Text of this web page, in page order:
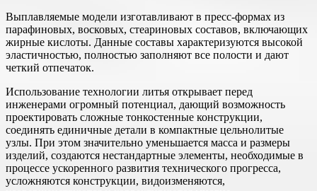
Выплавляемые модели изготавливают в пресс-формах из
парафиновых, восковых, стеариновых составов, включающих
жирные кислоты. Данные составы характеризуются высокой
эластичностью, полностью заполняют все полости и дают
четкий отпечаток.
Использование технологии литья открывает перед
инженерами огромный потенциал, дающий возможность
проектировать сложные тонкостенные конструкции,
соединять единичные детали в компактные цельнолитые
узлы. При этом значительно уменьшается масса и размеры
изделий, создаются нестандартные элементы, необходимые в
процессе ускоренного развития технического прогресса,
усложняются конструкции, видоизменяются,